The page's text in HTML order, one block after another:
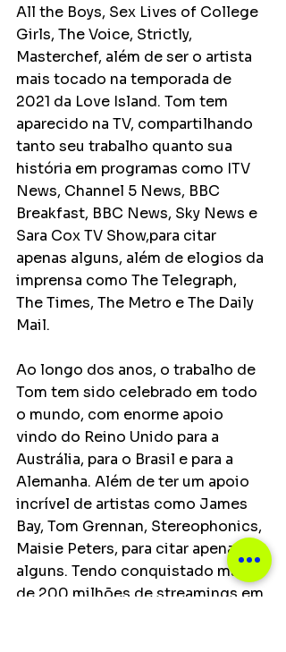
All the Boys, Sex Lives of College
Girls, The Voice, Strictly,
Masterchef, além de ser o artista
mais tocado na temporada de
2021 da Love Island. Tom tem
aparecido na TV, compartilhando
tanto seu trabalho quanto sua
história em programas como ITV
News, Channel 5 News, BBC
Breakfast, BBC News, Sky News e
Sara Cox TV Show,para citar
apenas alguns, além de elogios da
imprensa como The Telegraph,
The Times, The Metro e The Daily
Mail.
Ao longo dos anos, o trabalho de
Tom tem sido celebrado em todo
o mundo, com enorme apoio
vindo do Reino Unido para a
Austrália, para o Brasil e para a
Alemanha. Além de ter um apoio
incrível de artistas como James
Bay, Tom Grennan, Stereophonics,
Maisie Peters, para citar apenas
alguns. Tendo conquistado mais
de 200 milhões de streamings em